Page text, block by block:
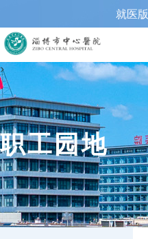
就医版
>
职工园地